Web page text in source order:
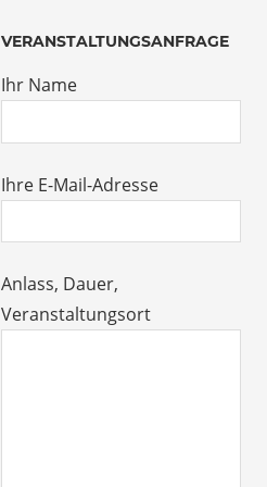
VERANSTALTUNGSANFRAGE
Ihr Name
Ihre E-Mail-Adresse
Anlass, Dauer,
Veranstaltungsort